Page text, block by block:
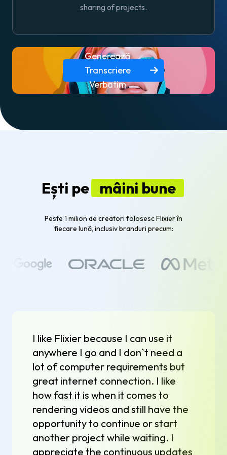
sharing of projects.
Generează
Transcriere
Verbatim
Ești pe mâini bune
Peste 1 milion de creatori folosesc Flixier în
fiecare lună, inclusiv branduri precum:
I like Flixier because I can use it
anywhere I go and I don`t need a
lot of computer requirements but
great internet connection. I like
how fast it is when it comes to
rendering videos and still have the
opportunity to continue or start
another project while waiting. I
appreciate the continuous updates